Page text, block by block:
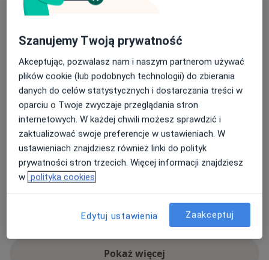
Implantologii.
Adresy (6)
Adres 1 Adres 2 Adres 3 Adres 4
Centrum Medyczne SuMED
Piłsudskiego 10,36-060Głogów Małopolski
Powiększ mapęotwiera się w nowej karcie
Dostępność
W tym gabinecie nie można umawiać wizyt przez
Co mam zrobić w tej sytuacji?
Pokaż więcej
Szanujemy Twoją prywatność
Akceptując, pozwalasz nam i naszym partnerom używać
plików cookie (lub podobnych technologii) do zbierania
danych do celów statystycznych i dostarczania treści w
oparciu o Twoje zwyczaje przeglądania stron
internetowych. W każdej chwili możesz sprawdzić i
zaktualizować swoje preferencje w ustawieniach. W
ustawieniach znajdziesz również linki do polityk
prywatności stron trzecich. Więcej informacji znajdziesz
w polityka cookies
Edytuj ustawienia Zaakceptuj